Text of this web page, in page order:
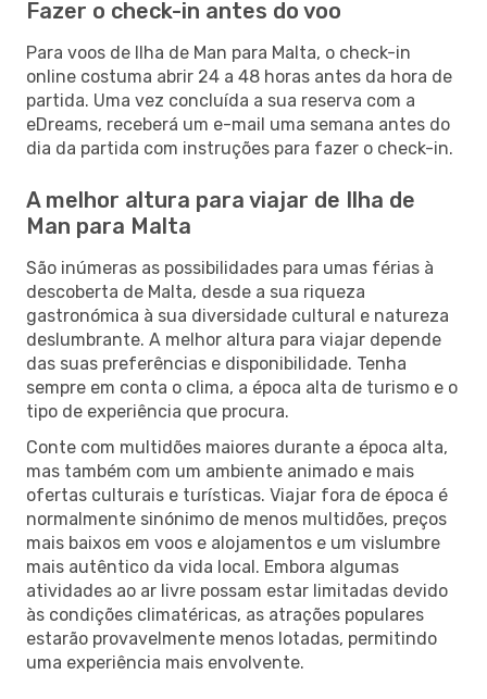
Fazer o check-in antes do voo
Para voos de Ilha de Man para Malta, o check-in
online costuma abrir 24 a 48 horas antes da hora de
partida. Uma vez concluída a sua reserva com a
eDreams, receberá um e-mail uma semana antes do
dia da partida com instruções para fazer o check-in.
A melhor altura para viajar de Ilha de
Man para Malta
São inúmeras as possibilidades para umas férias à
descoberta de Malta, desde a sua riqueza
gastronómica à sua diversidade cultural e natureza
deslumbrante. A melhor altura para viajar depende
das suas preferências e disponibilidade. Tenha
sempre em conta o clima, a época alta de turismo e o
tipo de experiência que procura.
Conte com multidões maiores durante a época alta,
mas também com um ambiente animado e mais
ofertas culturais e turísticas. Viajar fora de época é
normalmente sinónimo de menos multidões, preços
mais baixos em voos e alojamentos e um vislumbre
mais autêntico da vida local. Embora algumas
atividades ao ar livre possam estar limitadas devido
às condições climatéricas, as atrações populares
estarão provavelmente menos lotadas, permitindo
uma experiência mais envolvente.